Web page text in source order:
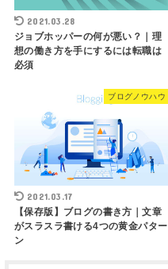
2021.03.28
ジョブホッパーの何が悪い？｜理
想の働き方を手にするには転職は
必須
ブログノウハウ
2021.03.17
【保存版】ブログの書き方｜文章
がスラスラ書ける4つの黄金パター
ン